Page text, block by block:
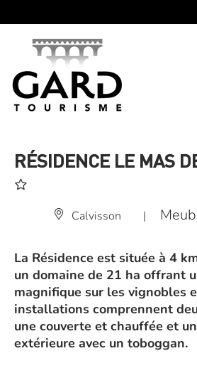
RÉSIDENCE LE MAS
Calvisson |
La Résidence est située à 4
un domaine de 21 ha offrant
magnifique sur les vignobles
installations comprennent
une couverte et chauffée et
extérieure avec un toboggan.